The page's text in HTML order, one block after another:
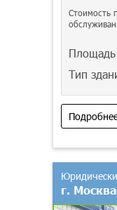
Стоимость
Площадь
Тип
г.